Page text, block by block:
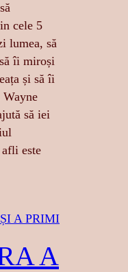
cele 5
lumea, să
îi miroși
și să îi
să iei
este
A